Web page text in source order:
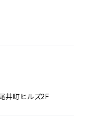
井町ヒルズ2F